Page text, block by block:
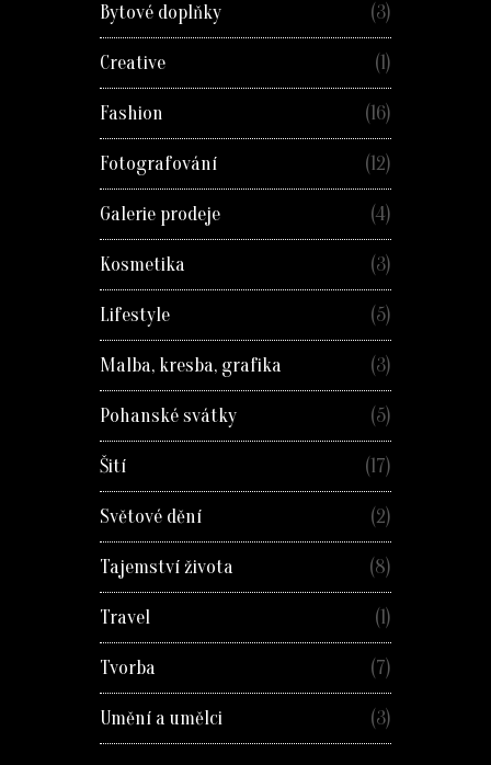
Bytové doplňky (3)
Creative (1)
Fashion (16)
Fotografování (12)
Galerie prodeje (4)
Kosmetika (3)
Lifestyle (5)
Malba, kresba, grafika (3)
Pohanské svátky (5)
Šití (17)
Světové dění (2)
Tajemství života (8)
Travel (1)
Tvorba (7)
Umění a umělci (3)